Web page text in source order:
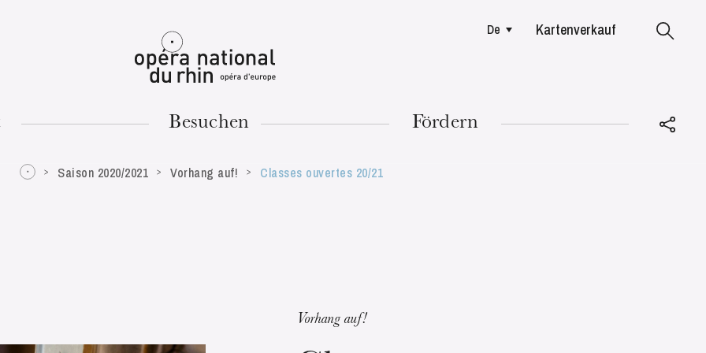
Mulhouse
De Kartenverkauf
Besuchen Fördern
Saison 2020/2021 Vorhang auf! Classes ouvertes 20/21
Vorhang auf!